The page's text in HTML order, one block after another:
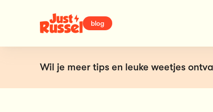
blog
Wil je meer tips en leuke weetjes